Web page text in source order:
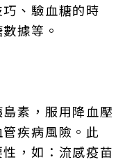
、驗血糖的時
據等。
素，服用降血壓
疾病風險。此
，如：流感疫苗